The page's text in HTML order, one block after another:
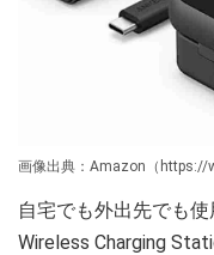
画像出典：Amazon（https://
自宅でも外出先でも
Wireless Charging